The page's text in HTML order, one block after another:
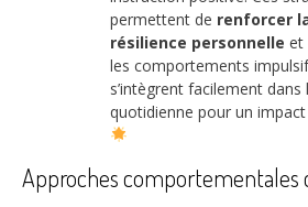
permettent de renforcer
résilience personnelle et
les comportements
s’intègrent facilement dans
quotidienne pour un impact
Approches comportementales